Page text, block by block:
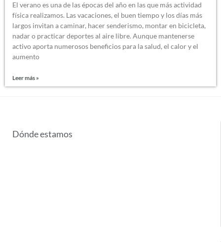
El verano es una de las épocas del año en las que más actividad
física realizamos. Las vacaciones, el buen tiempo y los días más
largos invitan a caminar, hacer senderismo, montar en bicicleta,
nadar o practicar deportes al aire libre. Aunque mantenerse
activo aporta numerosos beneficios para la salud, el calor y el
aumento
Leer más »
Dónde estamos